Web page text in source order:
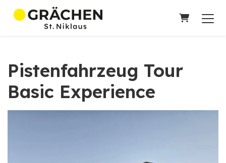
Pistenfahrzeug Tour
Basic Experience